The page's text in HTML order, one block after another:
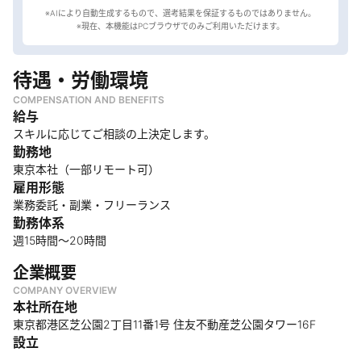
※AIにより自動生成するもので、選考結果を保証するものではありません。
待遇・労働環境
COMPENSATION AND BENEFITS
給与
スキルに応じてご相談の上決定します。
勤務地
東京本社（一部リモート可）
雇用形態
業務委託・副業・フリーランス
勤務体系
週15時間〜20時間
企業概要
COMPANY OVERVIEW
本社所在地
東京都港区芝公園2丁目11番1号 住友不動産芝公園タワー16F
設立